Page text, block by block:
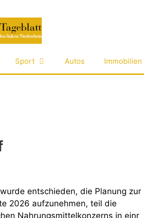
Sport Autos Immobilien
entschieden, die Planung zur
2026 aufzunehmen, teil die
Nahrungsmittelkonzerns in einr